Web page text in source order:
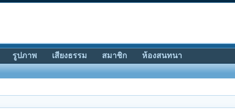
รูปภาพ เสียงธรรม สมาชิก ห้องสนทนา